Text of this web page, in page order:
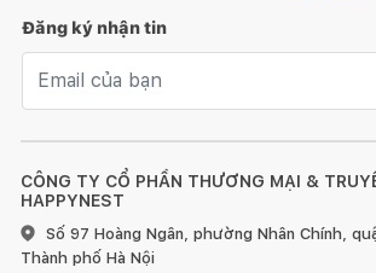
CÔNG TY CỔ PHẦN THƯƠNG MẠI &
HAPPYNEST
Số 97 Hoàng Ngân, phường Nhân Chính,
Thành phố Hà Nội
Đăng ký nhận tin